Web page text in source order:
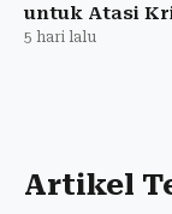
untuk Atasi
5 hari lalu
Artikel